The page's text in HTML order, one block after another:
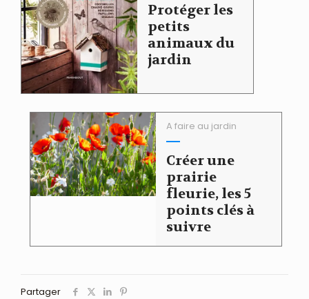
Protéger les
petits
animaux du
jardin
A faire au jardin
Créer une
prairie
fleurie, les 5
points clés à
suivre
Partager